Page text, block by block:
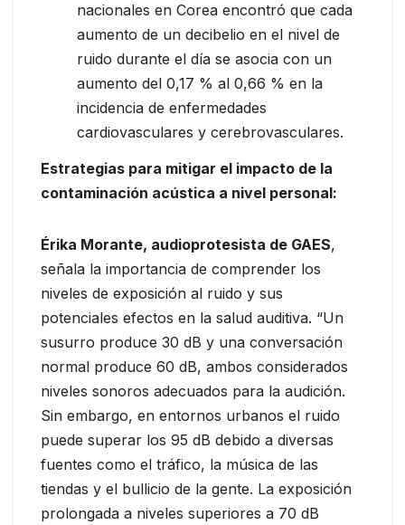
nacionales en Corea encontró que cada
aumento de un decibelio en el nivel de
ruido durante el día se asocia con un
aumento del 0,17 % al 0,66 % en la
incidencia de enfermedades
cardiovasculares y cerebrovasculares.
Estrategias para mitigar el impacto de la
contaminación acústica a nivel personal:
Érika Morante, audioprotesista de GAES,
señala la importancia de comprender los
niveles de exposición al ruido y sus
potenciales efectos en la salud auditiva. “Un
susurro produce 30 dB y una conversación
normal produce 60 dB, ambos considerados
niveles sonoros adecuados para la audición.
Sin embargo, en entornos urbanos el ruido
puede superar los 95 dB debido a diversas
fuentes como el tráfico, la música de las
tiendas y el bullicio de la gente. La exposición
prolongada a niveles superiores a 70 dB